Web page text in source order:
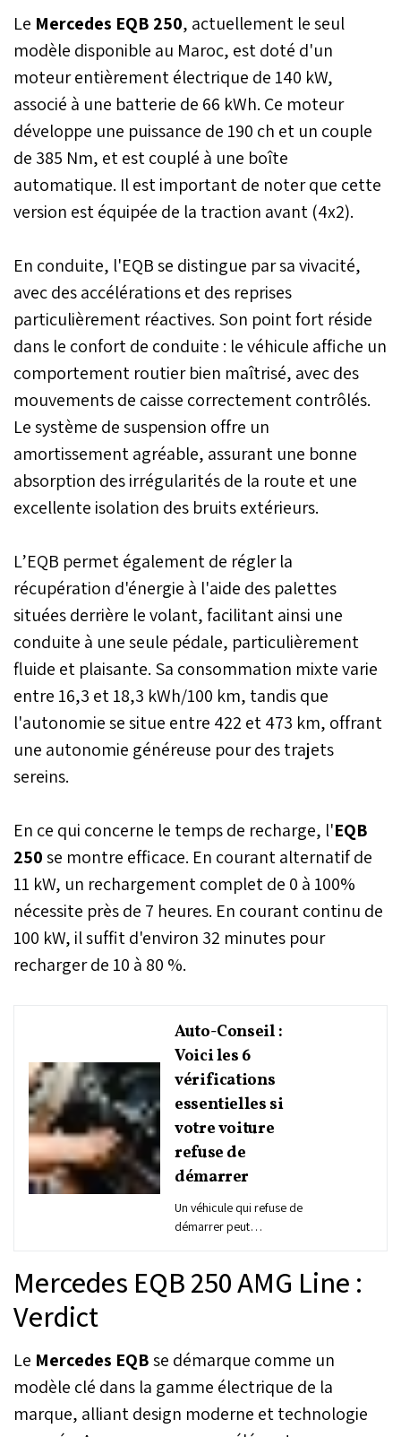
Le Mercedes EQB 250, actuellement le seul
modèle disponible au Maroc, est doté d'un
moteur entièrement électrique de 140 kW,
associé à une batterie de 66 kWh. Ce moteur
développe une puissance de 190 ch et un couple
de 385 Nm, et est couplé à une boîte
automatique. Il est important de noter que cette
version est équipée de la traction avant (4x2).
En conduite, l'EQB se distingue par sa vivacité,
avec des accélérations et des reprises
particulièrement réactives. Son point fort réside
dans le confort de conduite : le véhicule affiche un
comportement routier bien maîtrisé, avec des
mouvements de caisse correctement contrôlés.
Le système de suspension offre un
amortissement agréable, assurant une bonne
absorption des irrégularités de la route et une
excellente isolation des bruits extérieurs.
L’EQB permet également de régler la
récupération d'énergie à l'aide des palettes
situées derrière le volant, facilitant ainsi une
conduite à une seule pédale, particulièrement
fluide et plaisante. Sa consommation mixte varie
entre 16,3 et 18,3 kWh/100 km, tandis que
l'autonomie se situe entre 422 et 473 km, offrant
une autonomie généreuse pour des trajets
sereins.
En ce qui concerne le temps de recharge, l'EQB
250se montre efficace. En courant alternatif de
11 kW, un rechargement complet de 0 à 100%
nécessite près de 7 heures. En courant continu de
100 kW, il suffit d'environ 32 minutes pour
recharger de 10 à 80 %.
Auto-Conseil :
Voici les 6
vérifications
essentielles si
votre voiture
refuse de
démarrer
Un véhicule qui refuse de
démarrer peut
une véritable galère. La
démarreur, ou encore
d'autres causes. Il est
crucial de savoir effectuer
soi-même les vérifications
nécessaires pour poser un
Mercedes EQB 250 AMG Line :
Verdict
Le Mercedes EQBse démarque comme un
modèle clé dans la gamme électrique de la
marque, alliant design moderne et technologie